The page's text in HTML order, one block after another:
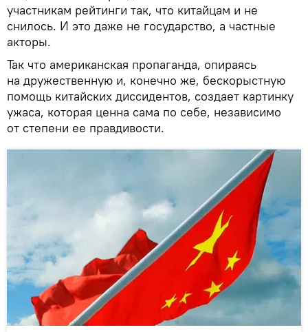
участникам рейтинги так, что китайцам и не
снилось. И это даже не государство, а частные
акторы.
Так что американская пропаганда, опираясь
на дружественную и, конечно же, бескорыстную
помощь китайских диссидентов, создает картинку
ужаса, которая ценна сама по себе, независимо
от степени ее правдивости.